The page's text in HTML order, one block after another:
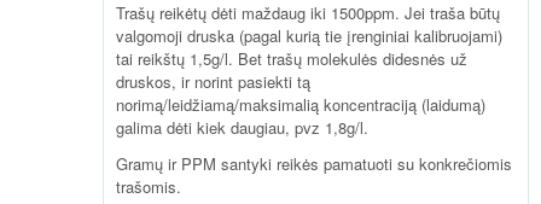
Trašų reikėtų dėti maždaug iki 1500ppm. Jei traša būtų
valgomoji druska (pagal kurią tie įrenginiai kalibruojami)
tai reikštų 1,5g/l. Bet trašų molekulės didesnės už
druskos, ir norint pasiekti tą
norimą/leidžiamą/maksimalią koncentraciją (laidumą)
galima dėti kiek daugiau, pvz 1,8g/l.
Gramų ir PPM santyki reikės pamatuoti su konkrečiomis
trašomis.